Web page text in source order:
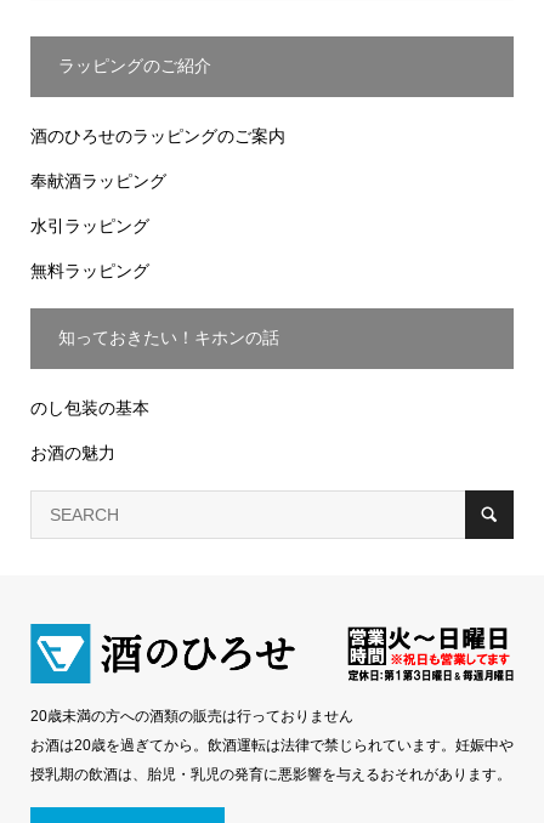
ラッピングのご紹介
酒のひろせのラッピングのご案内
奉献酒ラッピング
水引ラッピング
無料ラッピング
知っておきたい！キホンの話
のし包装の基本
お酒の魅力
20歳未満の方への酒類の販売は行っておりません
お酒は20歳を過ぎてから。飲酒運転は法律で禁じられています。妊娠中や
授乳期の飲酒は、胎児・乳児の発育に悪影響を与えるおそれがあります。